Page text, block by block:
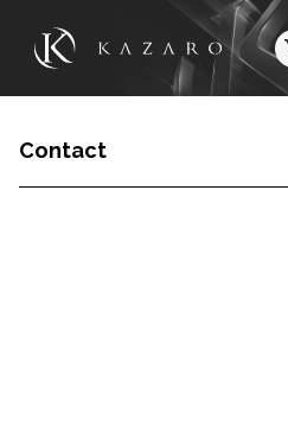
Contact